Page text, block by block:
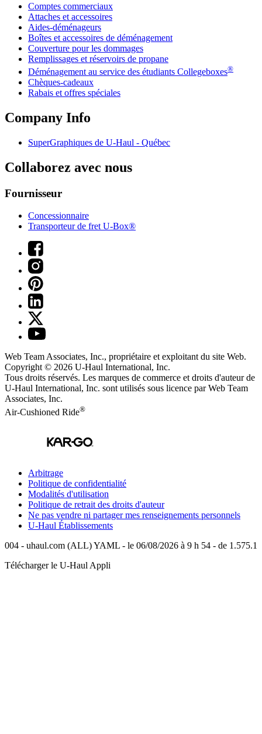
Comptes commerciaux
Attaches et accessoires
Aides-déménageurs
Boîtes et accessoires de déménagement
Couverture pour les dommages
Remplissages et réservoirs de propane
Déménagement au service des étudiants Collegeboxes®
Chèques-cadeaux
Rabais et offres spéciales
Company Info
SuperGraphiques de U-Haul - Québec
Collaborez avec nous
Fournisseur
Concessionnaire
Transporteur de fret U-Box®
Web Team Associates, Inc., propriétaire et exploitant du site Web.
Copyright © 2026 U-Haul International, Inc.
Tous droits réservés. Les marques de commerce et droits d'auteur de
U-Haul International, Inc. sont utilisés sous licence par Web Team
Associates, Inc.
Air-Cushioned Ride®
Arbitrage
Politique de confidentialité
Modalités d'utilisation
Politique de retrait des droits d'auteur
Ne pas vendre ni partager mes renseignements personnels
U-Haul Établissements
004 - uhaul.com (ALL) YAML - le 06/08/2026 à 9 h 54 - de 1.575.1
Télécharger le U-Haul Appli